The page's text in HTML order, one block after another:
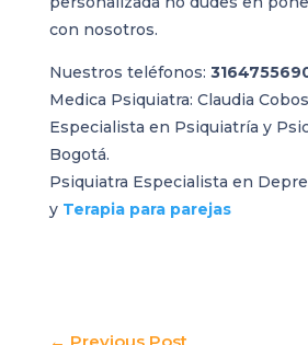
con nosotros.
Nuestros teléfonos:
Medica Psiquiatra: Claudia
Especialista en Psiquiatría y
Bogotá.
Psiquiatra Especialista en
y Terapia para parejas